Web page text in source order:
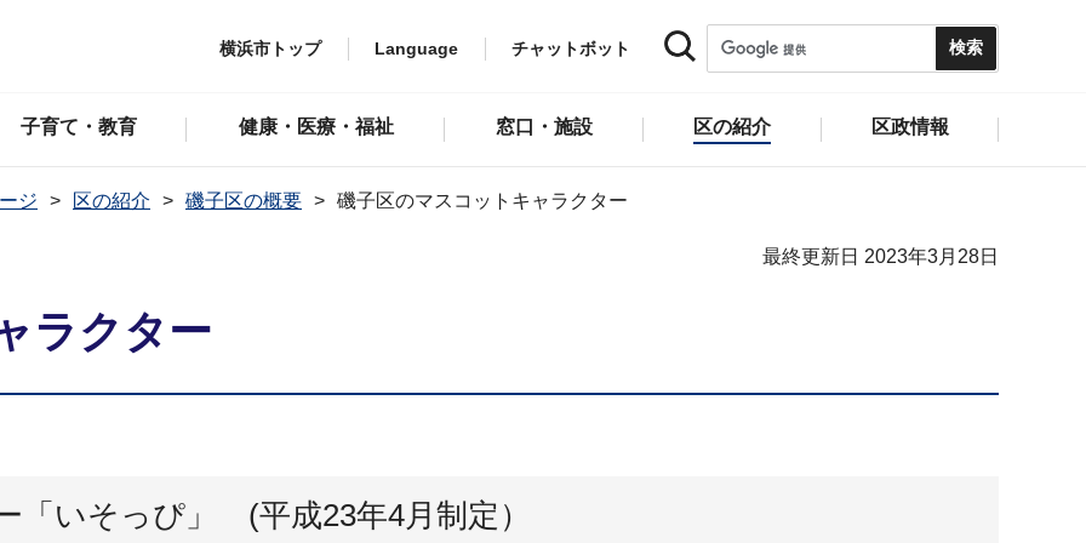
横浜市トップ Language チャットボット
子育て・教育 健康・医療・福祉 窓口・施設 区の紹介 区政情報
ジ 区の紹介 磯子区の概要 磯子区のマスコットキャラクター
最終更新日 2023年3月28日
ラクター
「いそっぴ」 (平成23年4月制定）